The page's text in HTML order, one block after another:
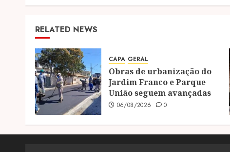
RELATED NEWS
CAPA GERAL
Obras de urbanização do
Jardim Franco e Parque
União seguem avançadas
06/08/2026 0